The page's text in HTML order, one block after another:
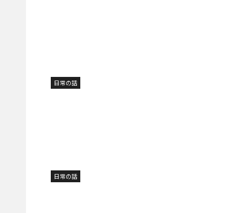
日常の話
日常の話